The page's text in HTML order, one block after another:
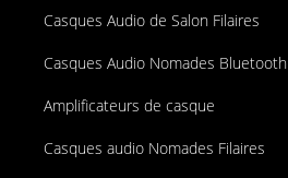
Casques Audio de Salon Filaires
Casques Audio Nomades Bluetooth
Amplificateurs de casque
Casques audio Nomades Filaires